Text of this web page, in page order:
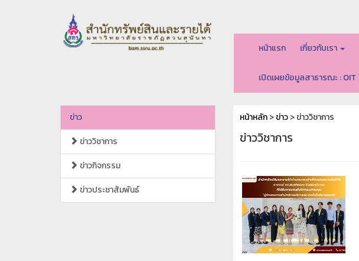
หน้าแรก เกี่ยวกับเรา
เปิดเผยข้อมูลสาธารณะ : OIT
ข่าว
ข่าววิชาการ
ข่าวกิจกรรม
ข่าวประชาสัมพันธ์
หน้าหลัก>ข่าว> ข่าววิชาการ
ข่าววิชาการ